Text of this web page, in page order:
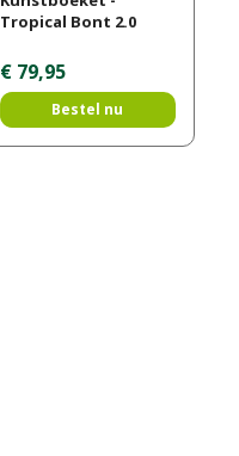
Tropical Bont 2.0
€ 79,95
Bestel nu